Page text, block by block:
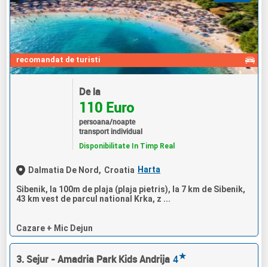
recomandat de turisti
De la
110 Euro
persoana/noapte
transport individual
Disponibilitate In Timp Real
Dalmatia De Nord, Croatia Harta
Sibenik, la 100m de plaja (plaja pietris), la 7 km de Sibenik,
43 km vest de parcul national Krka, z ...
Cazare + Mic Dejun
3. Sejur - Amadria Park Kids Andrija 4★